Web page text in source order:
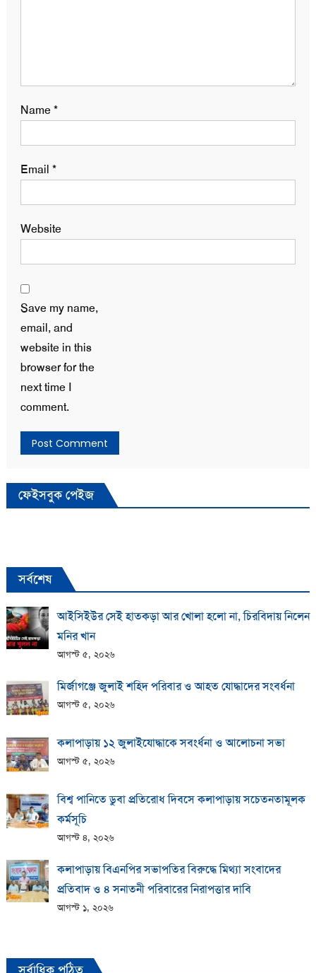
Name*
Email *
Website
Save my name,
email, and
website in this
browser for the
next time I
comment.
ফেইসবুক পেইজ
সর্বশেষ
আইসিইউর সেই হাতকড়া আর খোলা হলো না, চিরবিদায় নিলেন
মনির খান
আগস্ট ৫, ২০২৬
মির্জাগঞ্জে জুলাই শহিদ পরিবার ও আহত যোদ্ধাদের সংবর্ধনা
আগস্ট ৫, ২০২৬
কলাপাড়ায় ১২ জুলাইযোদ্ধাকে সবংর্ধনা ও আলোচনা সভা
আগস্ট ৫, ২০২৬
বিশ্ব পানিতে ডুবা প্রতিরোধ দিবসে কলাপাড়ায় সচেতনতামূলক
কর্মসূচি
আগস্ট ৪, ২০২৬
কলাপাড়ায় বিএনপির সভাপতির বিরুদ্ধে মিথ্যা সংবাদের
প্রতিবাদ ও ৪ সনাতনী পরিবারের নিরাপত্তার দাবি
আগস্ট ১, ২০২৬